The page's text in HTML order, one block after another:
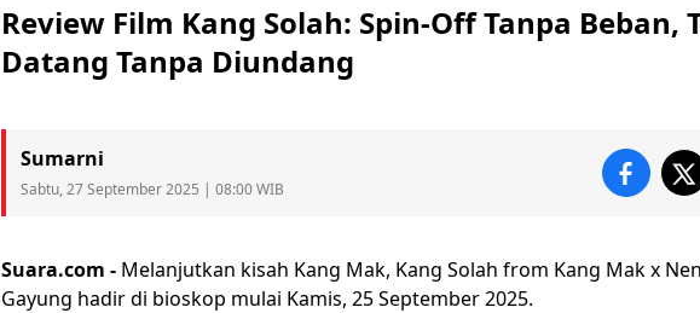
Review Film Kang Solah: Spin-Off Tanpa Beban,
Datang Tanpa Diundang
Sumarni
Sabtu, 27 September 2025 | 08:00 WIB
Suara.com - Melanjutkan kisah Kang Mak, Kang Solah from Kang Mak x
Gayung hadir di bioskop mulai Kamis, 25 September 2025.